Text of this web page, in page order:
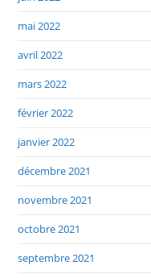
mai 2022
avril 2022
mars 2022
février 2022
janvier 2022
décembre 2021
novembre 2021
octobre 2021
septembre 2021